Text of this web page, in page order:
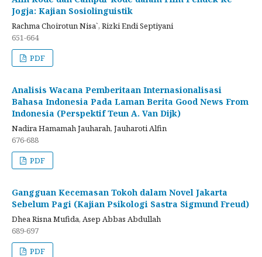
Jogja: Kajian Sosiolinguistik
Rachma Choirotun Nisa`, Rizki Endi Septiyani
651-664
PDF
Analisis Wacana Pemberitaan Internasionalisasi
Bahasa Indonesia Pada Laman Berita Good News From
Indonesia (Perspektif Teun A. Van Dijk)
Nadira Hamamah Jauharah, Jauharoti Alfin
676-688
PDF
Gangguan Kecemasan Tokoh dalam Novel Jakarta
Sebelum Pagi (Kajian Psikologi Sastra Sigmund Freud)
Dhea Risna Mufida, Asep Abbas Abdullah
689-697
PDF